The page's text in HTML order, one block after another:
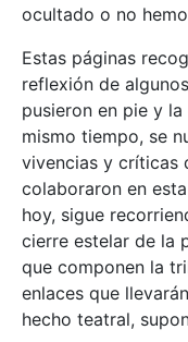
ocultado o no
Estas páginas
reflexión de
pusieron en pie y
mismo tiempo, se
vivencias y críticas
colaboraron en
hoy, sigue
cierre estelar de la
que componen la
enlaces que
hecho teatral,